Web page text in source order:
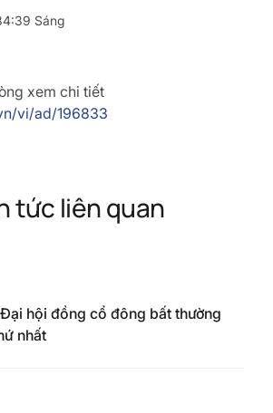
Sáng
xem chi tiết
vi/ad/196833
tức liên quan
hội đồng cổ đông bất thường
nhất